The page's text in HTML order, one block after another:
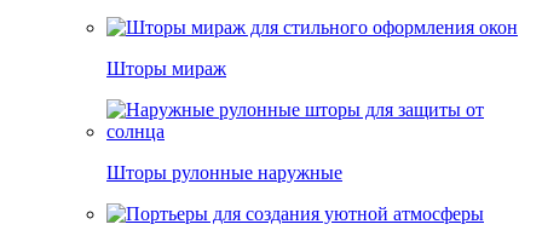
Шторы мираж
Шторы рулонные наружные